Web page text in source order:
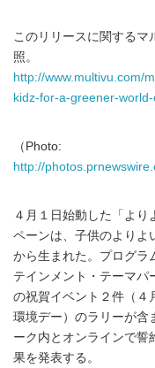
このリリースに関するマ
照。
http://www.multivu.com/
kidz-for-a-greener-
（Photo:
http://
４月１日始動した「よ
ペーンは、子供のよりよ
から生まれた。プログラ
テインメント・テーマパ
の祝賀イベント２件（４
環境デー）のラリーが含
ーク内とオンラインで誓
果を発表する。